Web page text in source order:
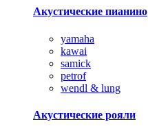
Акустические пианино
yamaha
kawai
samick
petrof
wendl & lung
Акустические рояли